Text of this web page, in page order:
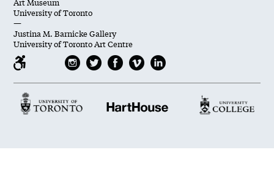
University of Toronto
—
Justina M. Barnicke Gallery
University of Toronto Art Centre